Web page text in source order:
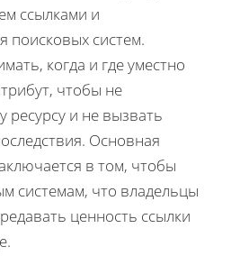
ссылками и
поисковых систем.
когда и где уместно
чтобы не
ресурсу и не вызвать
Основная
в том, чтобы
системам, что владельцы
ценность ссылки